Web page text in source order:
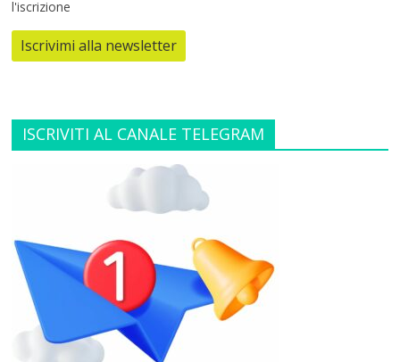
l'iscrizione
Iscrivimi alla newsletter
ISCRIVITI AL CANALE TELEGRAM